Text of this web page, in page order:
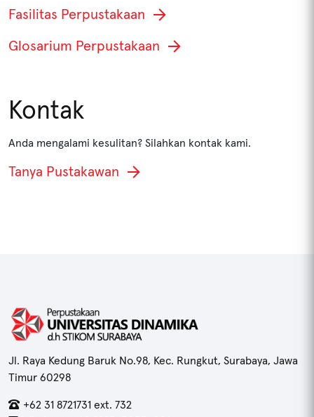
Fasilitas Perpustakaan
Glosarium Perpustakaan
Kontak
Anda mengalami kesulitan? Silahkan kontak kami.
Tanya Pustakawan
Jl. Raya Kedung Baruk No.98, Kec. Rungkut, Surabaya, Jawa
Timur 60298
+62 31 8721731 ext. 732